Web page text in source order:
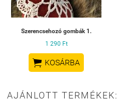
Szerencsehozó gombák 1.
1 290 Ft
 KOSÁRBA
AJÁNLOTT TERMÉKEK: